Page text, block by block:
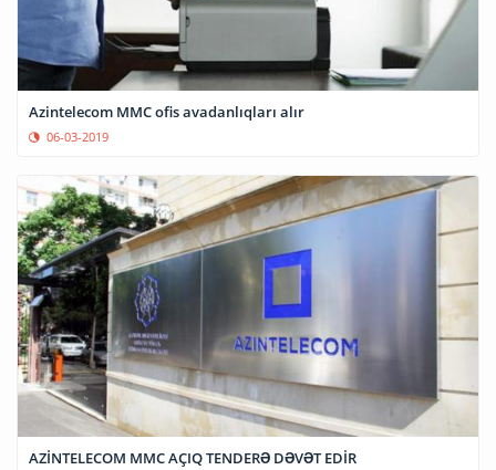
Azintelecom MMC ofis avadanlıqları alır
06-03-2019
AZİNTELECOM MMC AÇIQ TENDERƏ DƏVƏT EDİR